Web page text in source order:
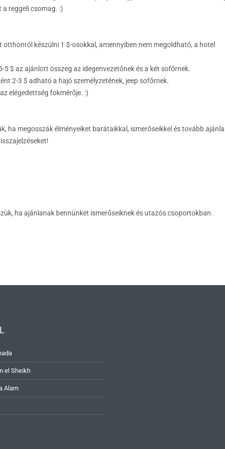
reggeli csomag. :)
készülni 1 $-osokkal, amennyiben nem megoldható, a hotel
$ az ajánlott összeg az idegenvezetőnek és a két sofőrnek.
2-3 $ adható a hajó személyzetének, jeep sofőrnek.
elégedettség fokmérője. :)
ha megosszák élményeiket barátaikkal, ismerőseikkel és tovább
ha ajánlanak bennünket ismerőseiknek és utazós csoportokban.
el Sheikh
Alam